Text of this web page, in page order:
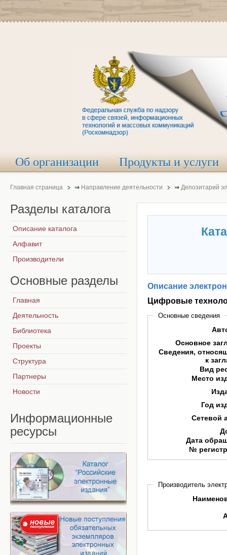
Об организации Продукты и услуги
Главная страница ⇒ Направление деятельности ⇒ Депозитарий
Описание
Цифровые
Основные сведения
Основное
Сведения,
к
Вид
Место
Год
Сетевой
Дата
№
Производитель
Разделы каталога
Описание каталога
Алфавит
Производители
Основные разделы
Главная
Деятельность
Библиотека
Проекты
Структура
Партнеры
Новости
Информационные
ресурсы